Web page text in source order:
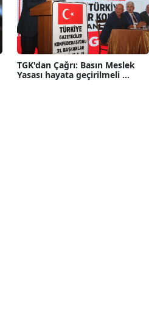
TGK'dan Çağrı: Basın Meslek
Yasası hayata geçirilmeli ...